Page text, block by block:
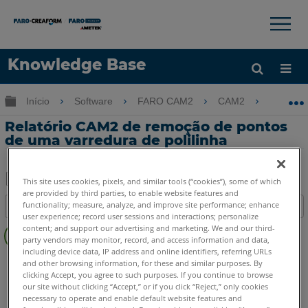
Knowledge Base
Idioma
×
Expandir/recolher hierarquia global
Início Software FARO CAM2 CAM2
Relatório CAM2 de remoção de pontos
de uma varredura de polilinha
Salvar
como
PDF
Índice
Sem
cabeçalhos
CAM2 2026 2025 2024 2023 2021 2020 2019
This site uses cookies, pixels, and similar tools (“cookies”), some of which
are provided by third parties, to enable website features and
functionality; measure, analyze, and improve site performance; enhance
user experience; record user sessions and interactions; personalize
content; and support our advertising and marketing. We and our third-
party vendors may monitor, record, and access information and data,
including device data, IP address and online identifiers, referring URLs
and other browsing information, for these and similar purposes. By
clicking Accept, you agree to such purposes. If you continue to browse
our site without clicking “Accept,” or if you click “Reject,” only cookies
necessary to operate and enable default website features and